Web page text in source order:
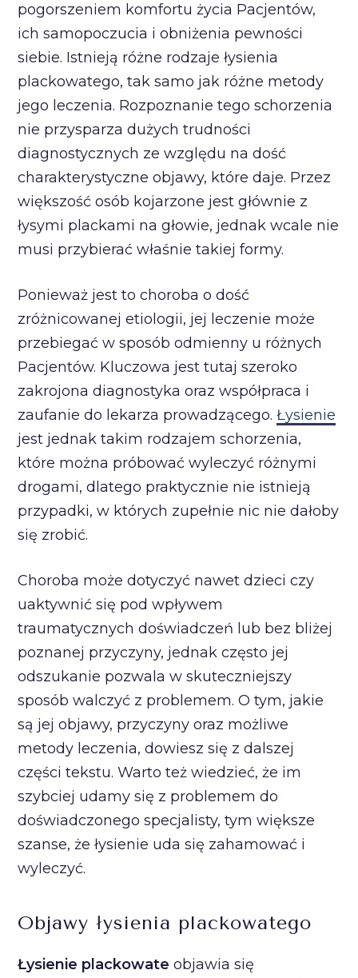
pogorszeniem komfortu życia Pacjentów,
ich samopoczucia i obniżenia pewności
siebie. Istnieją różne rodzaje łysienia
plackowatego, tak samo jak różne metody
jego leczenia. Rozpoznanie tego schorzenia
nie przysparza dużych trudności
diagnostycznych ze względu na dość
charakterystyczne objawy, które daje. Przez
większość osób kojarzone jest głównie z
łysymi plackami na głowie, jednak wcale nie
musi przybierać właśnie takiej formy.
Ponieważ jest to choroba o dość
zróżnicowanej etiologii, jej leczenie może
przebiegać w sposób odmienny u różnych
Pacjentów. Kluczowa jest tutaj szeroko
zakrojona diagnostyka oraz współpraca i
zaufanie do lekarza prowadzącego.Łysienie
jest jednak takim rodzajem schorzenia,
które można próbować wyleczyć różnymi
drogami, dlatego praktycznie nie istnieją
przypadki, w których zupełnie nic nie dałoby
się zrobić.
Choroba może dotyczyć nawet dzieci czy
uaktywnić się pod wpływem
traumatycznych doświadczeń lub bez bliżej
poznanej przyczyny, jednak często jej
odszukanie pozwala w skuteczniejszy
sposób walczyć z problemem. O tym, jakie
są jej objawy, przyczyny oraz możliwe
metody leczenia, dowiesz się z dalszej
części tekstu. Warto też wiedzieć, że im
szybciej udamy się z problemem do
doświadczonego specjalisty, tym większe
szanse, że łysienie uda się zahamować i
wyleczyć.
Objawy łysienia plackowatego
Łysienie plackowate objawia się